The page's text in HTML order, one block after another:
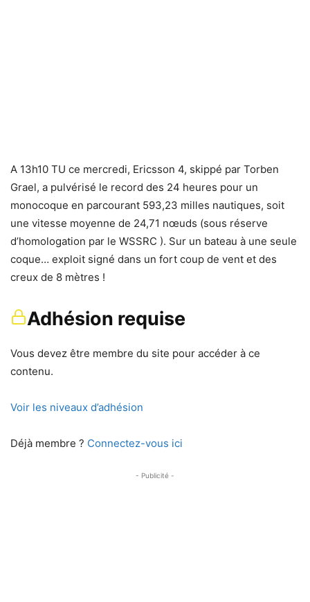
A 13h10 TU ce mercredi, Ericsson 4, skippé par Torben
Grael, a pulvérisé le record des 24 heures pour un
monocoque en parcourant 593,23 milles nautiques, soit
une vitesse moyenne de 24,71 nœuds (sous réserve
d’homologation par le WSSRC ). Sur un bateau à une seule
coque… exploit signé dans un fort coup de vent et des
creux de 8 mètres !
Adhésion requise
Vous devez être membre du site pour accéder à ce
contenu.
Voir les niveaux d’adhésion
Déjà membre ? Connectez-vous ici
- Publicité -